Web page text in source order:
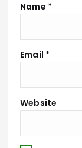
Name *
Email *
Website